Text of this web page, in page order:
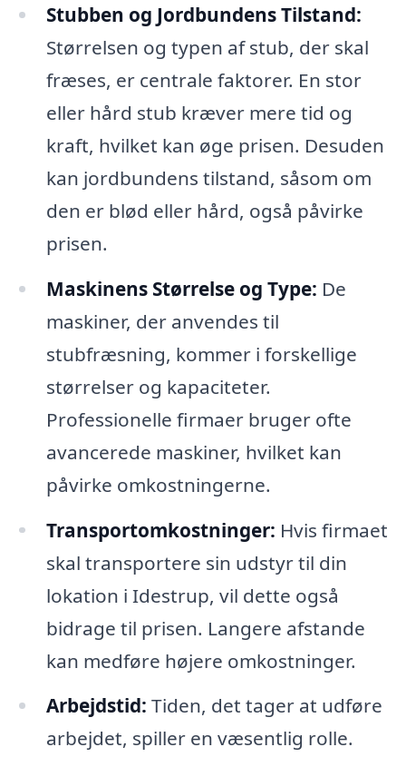
Stubben og Jordbundens Tilstand:
Størrelsen og typen af stub, der skal
fræses, er centrale faktorer. En stor
eller hård stub kræver mere tid og
kraft, hvilket kan øge prisen. Desuden
kan jordbundens tilstand, såsom om
den er blød eller hård, også påvirke
prisen.
Maskinens Størrelse og Type: De
maskiner, der anvendes til
stubfræsning, kommer i forskellige
størrelser og kapaciteter.
Professionelle firmaer bruger ofte
avancerede maskiner, hvilket kan
påvirke omkostningerne.
Transportomkostninger: Hvis firmaet
skal transportere sin udstyr til din
lokation i Idestrup, vil dette også
bidrage til prisen. Langere afstande
kan medføre højere omkostninger.
Arbejdstid: Tiden, det tager at udføre
arbejdet, spiller en væsentlig rolle.